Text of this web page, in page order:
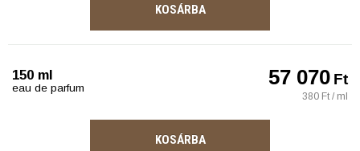
KOSÁRBA
150 ml
eau de parfum 57 070Ft
380 Ft / ml
KOSÁRBA